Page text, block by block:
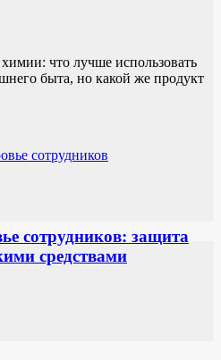
что лучше использовать
быта, но какой же продукт
сотрудников: защита
средствами